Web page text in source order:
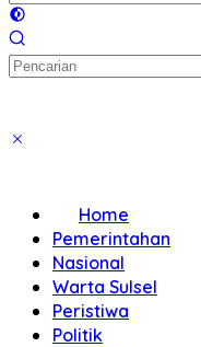
Home
Pemerintahan
Nasional
Warta Sulsel
Peristiwa
Politik